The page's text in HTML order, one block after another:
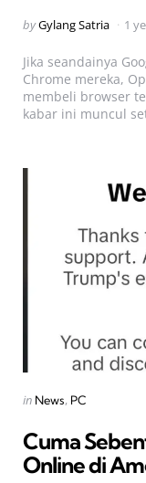
Posted
byGylang Satria 1
Jika seandainya
Chrome mereka,
membeli browser
kabar ini muncul
Categories
Posted
in News PC
Cuma
Online di